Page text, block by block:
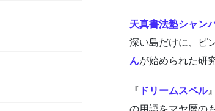
天真書法塾シャン
深い島だけに、ピ
んが始められた研
『 ドリームスペル